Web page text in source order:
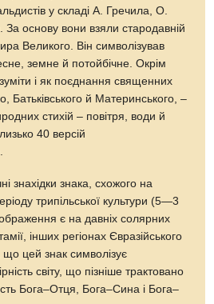
у складі А. Гречила, О.
За основу вони взяли стародавній
Великого. Він символізував
земне й потойбічне. Окрім
і як поєднання священних
Батьківського й Материнського, –
стихій – повітря, води й
40 версій
знахідки знака, схожого на
трипільської культури (5—3
є на давніх солярних
інших регіонах Євразійського
цей знак символізує
світу, що пізніше трактовано
Бога–Отця, Бога–Сина і Бога–